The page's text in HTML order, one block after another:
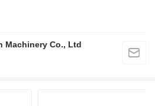
Machinery Co., Ltd